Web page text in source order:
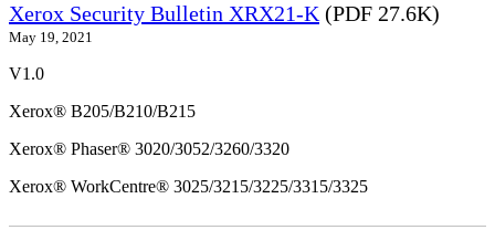
Xerox Security Bulletin XRX21-K (PDF 27.6K)
May 19, 2021
V1.0
Xerox® B205/B210/B215
Xerox® Phaser® 3020/3052/3260/3320
Xerox® WorkCentre® 3025/3215/3225/3315/3325